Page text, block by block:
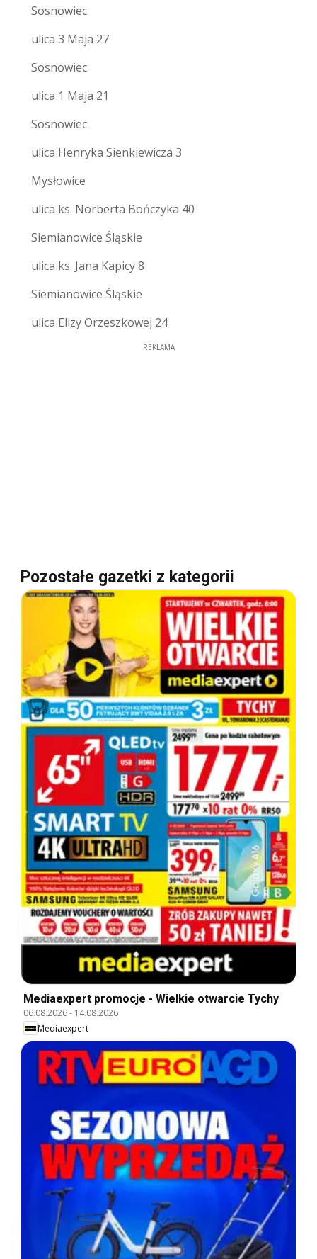
Sosnowiec
ulica 3 Maja 27
Sosnowiec
ulica 1 Maja 21
Sosnowiec
ulica Henryka Sienkiewicza 3
Mysłowice
ulica ks. Norberta Bończyka 40
Siemianowice Śląskie
ulica ks. Jana Kapicy 8
Siemianowice Śląskie
ulica Elizy Orzeszkowej 24
REKLAMA
Pozostałe gazetki z kategorii
Mediaexpert promocje - Wielkie otwarcie Tychy
06.08.2026- 14.08.2026
Mediaexpert